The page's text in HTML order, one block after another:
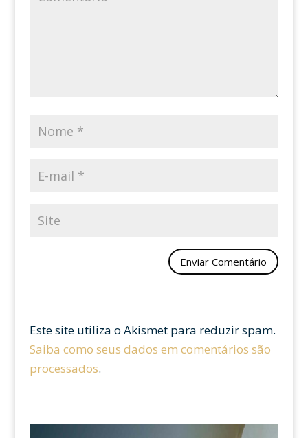
Este site utiliza o Akismet para reduzir spam.
Saiba como seus dados em comentários são
processados.